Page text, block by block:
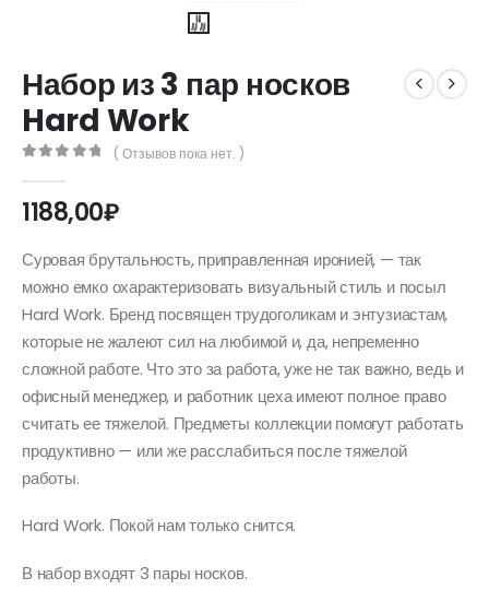
Набор из 3 пар носков
Hard Work
( Отзывов пока нет. )
1188,00₽
Суровая брутальность, приправленная иронией, — так
можно емко охарактеризовать визуальный стиль и посыл
Hard Work. Бренд посвящен трудоголикам и энтузиастам,
которые не жалеют сил на любимой и, да, непременно
сложной работе. Что это за работа, уже не так важно, ведь и
офисный менеджер, и работник цеха имеют полное право
считать ее тяжелой. Предметы коллекции помогут работать
продуктивно — или же расслабиться после тяжелой
работы.
Hard Work. Покой нам только снится.
В набор входят 3 пары носков.